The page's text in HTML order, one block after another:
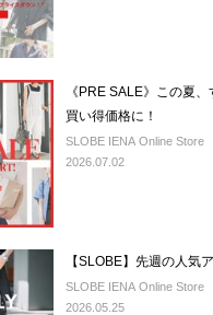
《PRE SALE》この夏
買い得価格に！
SLOBE IENA Online Store
2026.07.02
【SLOBE】先週の人気
SLOBE IENA Online Store
2026.05.25